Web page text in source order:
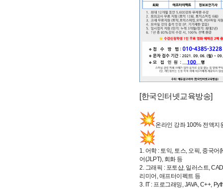
[한국인터넷교육방송]
온라인 강좌 100% 전액지
1. 어학 : 토익, 토스, 오픽, 중국어
어(JLPT), 회화 등
2. 그래픽 : 포토샵, 일러스트,
리미어, 애프터이펙트 등
3. IT : 프로그래밍, JAVA, C++,